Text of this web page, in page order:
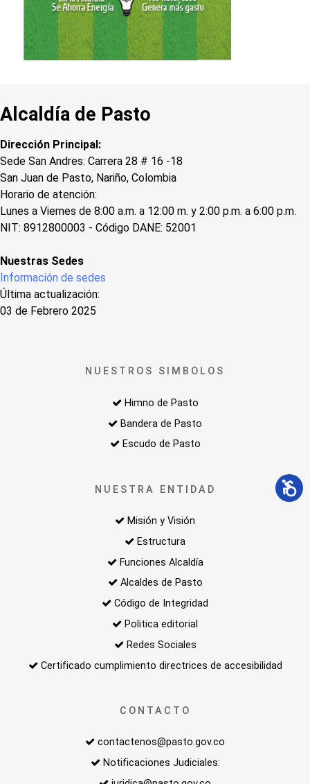
Alcaldía de Pasto
Dirección Principal:
Sede San Andres: Carrera 28 # 16 -18
San Juan de Pasto, Nariño, Colombia
Horario de atención:
Lunes a Viernes de 8:00 a.m. a 12:00 m. y 2:00 p.m. a 6:00 p.m.
NIT: 8912800003 - Código DANE: 52001
Nuestras Sedes
Información de sedes
Última actualización:
03 de Febrero 2025
NUESTROS SIMBOLOS
Himno de Pasto
Bandera de Pasto
Escudo de Pasto
NUESTRA ENTIDAD
Misión y Visión
Estructura
Funciones Alcaldía
Alcaldes de Pasto
Código de Integridad
Politica editorial
Redes Sociales
Certificado cumplimiento directrices de accesibilidad
CONTACTO
contactenos@pasto.gov.co
Notificaciones Judiciales: